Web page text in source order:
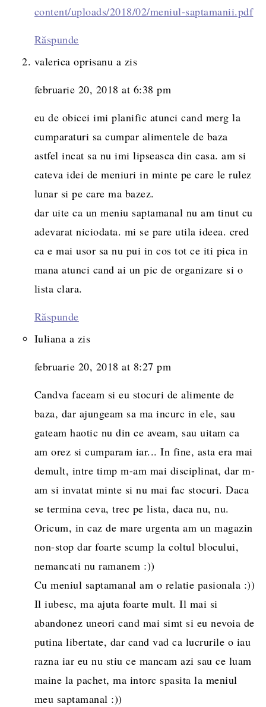
content/uploads/2018/02/meniul-saptamanii.pdf
Răspunde
valerica oprisanu a zis
februarie 20, 2018 at 6:38 pm
eu de obicei imi planific atunci cand merg la
cumparaturi sa cumpar alimentele de baza
astfel incat sa nu imi lipseasca din casa. am si
cateva idei de meniuri in minte pe care le rulez
lunar si pe care ma bazez.
dar uite ca un meniu saptamanal nu am tinut cu
adevarat niciodata. mi se pare utila ideea. cred
ca e mai usor sa nu pui in cos tot ce iti pica in
mana atunci cand ai un pic de organizare si o
lista clara.
Răspunde
Iuliana a zis
februarie 20, 2018 at 8:27 pm
Candva faceam si eu stocuri de alimente de
baza, dar ajungeam sa ma incurc in ele, sau
gateam haotic nu din ce aveam, sau uitam ca
am orez si cumparam iar... In fine, asta era mai
demult, intre timp m-am mai disciplinat, dar m-
am si invatat minte si nu mai fac stocuri. Daca
se termina ceva, trec pe lista, daca nu, nu.
Oricum, in caz de mare urgenta am un magazin
non-stop dar foarte scump la coltul blocului,
nemancati nu ramanem :))
Cu meniul saptamanal am o relatie pasionala :))
Il iubesc, ma ajuta foarte mult. Il mai si
abandonez uneori cand mai simt si eu nevoia de
putina libertate, dar cand vad ca lucrurile o iau
razna iar eu nu stiu ce mancam azi sau ce luam
maine la pachet, ma intorc spasita la meniul
meu saptamanal :))